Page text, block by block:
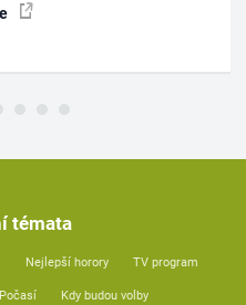
témata
Nejlepší horory TV program
Počasí Kdy budou volby